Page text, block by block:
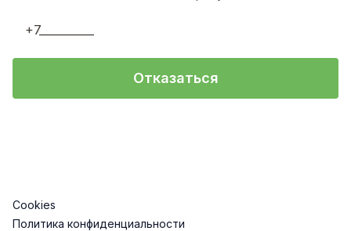
Отказаться
Cookies
Политика конфиденциальности